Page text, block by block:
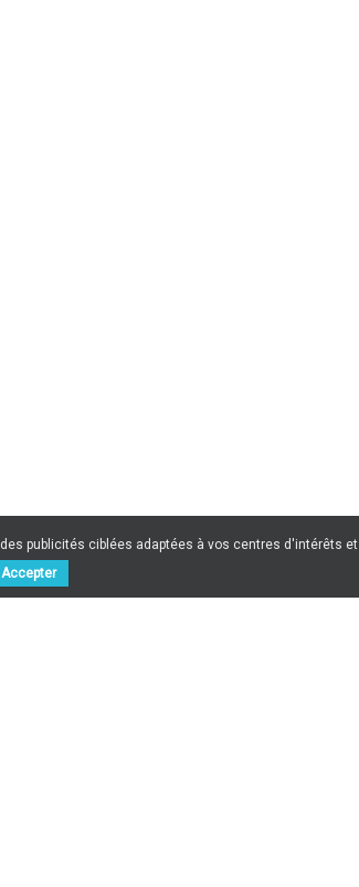
publicités ciblées adaptées à vos centres d'intérêts
Accepter